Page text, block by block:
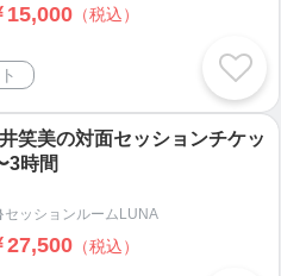
15,000 （税込）
井笑美の対面セッションチケッ
3時間
セッションルームLUNA
27,500 （税込）